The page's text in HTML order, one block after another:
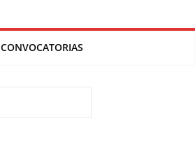
CONVOCATORIAS